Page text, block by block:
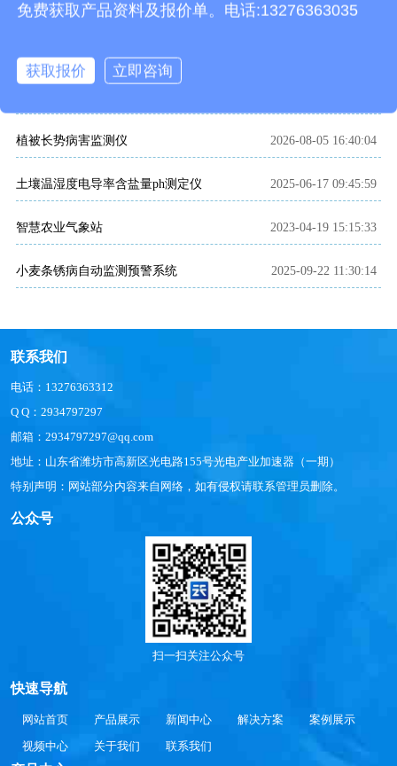
相关文章
雨雪传感器
植被长势病害监测仪 2026-08-05 16:40:04
土壤温湿度电导率含盐量ph测定仪 2025-06-17 09:45:59
智慧农业气象站 2023-04-19 15:15:33
小麦条锈病自动监测预警系统 2025-09-22 11:30:14
联系我们
电话：13276363312
Q Q：2934797297
邮箱：2934797297@qq.com
地址：山东省潍坊市高新区光电路155号光电产业加速器（一期）
特别声明：网站部分内容来自网络，如有侵权请联系管理员删除。
公众号
扫一扫关注公众号
快速导航
网站首页 产品展示 新闻中心 解决方案
案例展示
视频中心
关于我们 联系我们
免费获取产品资料及报价单。电话:13276363035
获取报价 立即咨询